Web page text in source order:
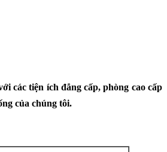
các tiện ích đẳng cấp, phòng cao cấp
của chúng tôi.